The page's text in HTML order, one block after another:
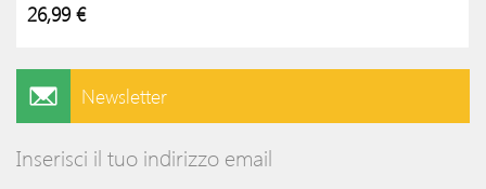
26,99 €
Newsletter
Inserisci il tuo indirizzo email